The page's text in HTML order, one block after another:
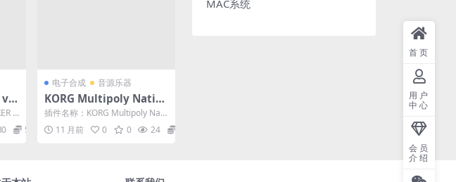
v3.
节3
：
5
电子合成 音源乐器
KORG Multipoly Nativ
e v1.0.4 模拟建模合成器
插件 WIN+MAC
插件名称：KORG Multipoly Nati
ve v1.0.4 模拟建模合成...
11 月前 0 0 24
MAC系统
首页
用户
中心
会员
介绍